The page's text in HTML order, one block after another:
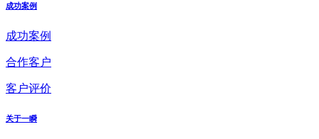
成功案例
成功案例
合作客户
客户评价
关于一瞬